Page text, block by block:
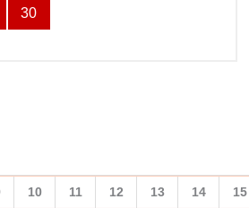
30
10 11 12 13 14 15